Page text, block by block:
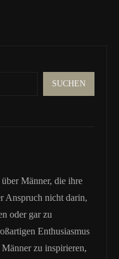
SUCHEN
Männer, die ihre
Anspruch nicht darin,
oder gar zu
Enthusiasmus
zu inspirieren,